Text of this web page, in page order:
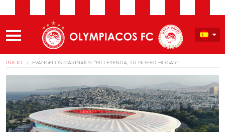
INICIO EVANGELOS MARINAKIS: “MI LEYENDA, TU NUEVO HOGAR”